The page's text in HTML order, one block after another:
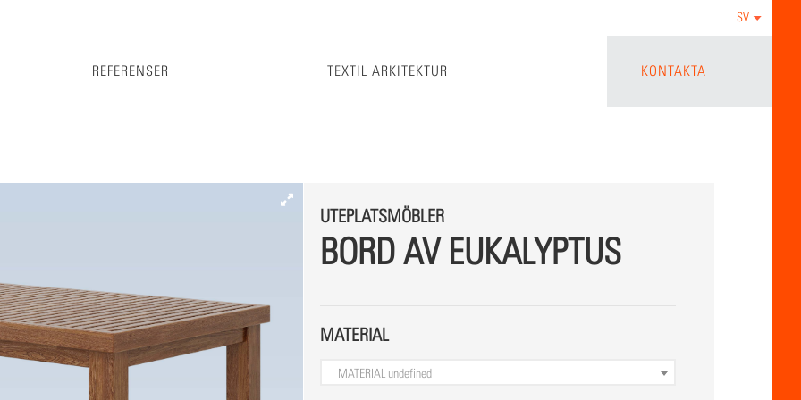
SV
REFERENSER TEXTIL ARKITEKTUR KONTAKTA
UTEPLATSMÖBLER
BORD AV EUKALYPTUS
MATERIAL
MATERIAL undefined